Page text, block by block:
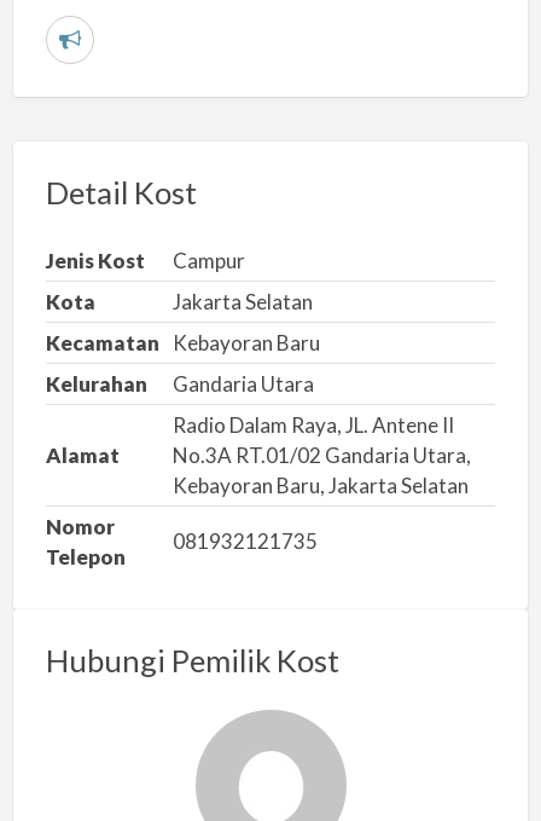
L
r
n
m
a
s
a
l
h
Detail Kost
Jenis Kost
Campur
Kota
Jakarta Selatan
Kecamatan
Kebayoran Baru
Kelurahan
Gandaria Utara
Alamat
Radio Dalam Raya, JL. Antene II
No.3A RT.01/02 Gandaria Utara,
Kebayoran Baru, Jakarta Selatan
Nomor
Telepon
081932121735
Hubungi Pemilik Kost